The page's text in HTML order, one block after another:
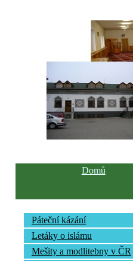
Domů
Páteční kázání
Letáky o islámu
Mešity a modlitebny v ČR